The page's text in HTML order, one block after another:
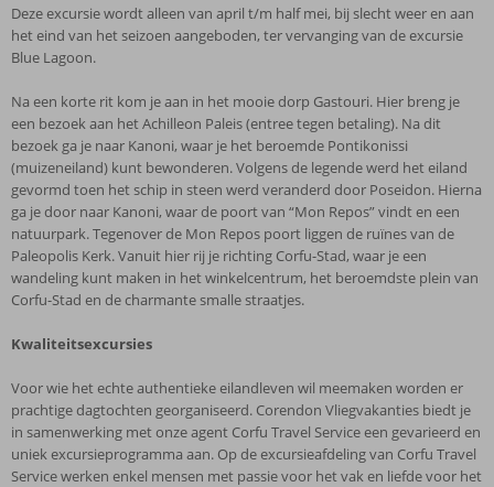
Deze excursie wordt alleen van april t/m half mei, bij slecht weer en aan
het eind van het seizoen aangeboden, ter vervanging van de excursie
Blue Lagoon.
Na een korte rit kom je aan in het mooie dorp Gastouri. Hier breng je
een bezoek aan het Achilleon Paleis (entree tegen betaling). Na dit
bezoek ga je naar Kanoni, waar je het beroemde Pontikonissi
(muizeneiland) kunt bewonderen. Volgens de legende werd het eiland
gevormd toen het schip in steen werd veranderd door Poseidon. Hierna
ga je door naar Kanoni, waar de poort van “Mon Repos” vindt en een
natuurpark. Tegenover de Mon Repos poort liggen de ruïnes van de
Paleopolis Kerk. Vanuit hier rij je richting Corfu-Stad, waar je een
wandeling kunt maken in het winkelcentrum, het beroemdste plein van
Corfu-Stad en de charmante smalle straatjes.
Kwaliteitsexcursies
Voor wie het echte authentieke eilandleven wil meemaken worden er
prachtige dagtochten georganiseerd. Corendon Vliegvakanties biedt je
in samenwerking met onze agent Corfu Travel Service een gevarieerd en
uniek excursieprogramma aan. Op de excursieafdeling van Corfu Travel
Service werken enkel mensen met passie voor het vak en liefde voor het